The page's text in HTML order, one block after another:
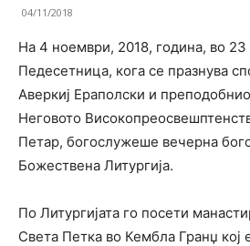
04/11/2018
На 4 ноември, 2018, година, во 23
Педесетница, кога се празнува
Аверкиј Ераполски и
Неговото
Петар, богослужеше вечерна
Божествена Литургија.
По Литургијата го посети
Света Петка во Кембла Гранџ кој